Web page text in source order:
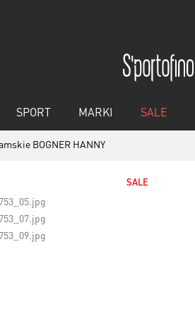
SPORT MARKI SALE
BOGNER HANNY
SALE